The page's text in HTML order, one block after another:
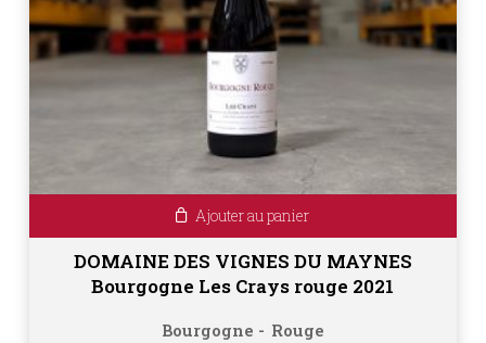
Ajouter au panier
DOMAINE DES VIGNES DU MAYNES
Bourgogne Les Crays rouge 2021
Bourgogne Rouge